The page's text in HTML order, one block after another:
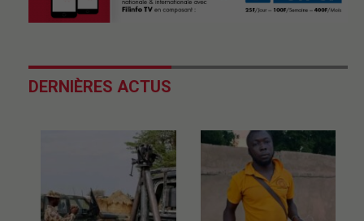
DERNIÈRES ACTUS